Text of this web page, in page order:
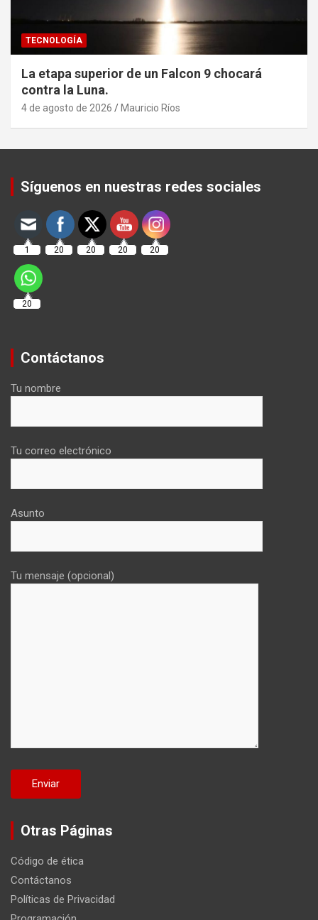
TECNOLOGÍA
La etapa superior de un Falcon 9 chocará
contra la Luna.
4 de agosto de 2026 Mauricio Ríos
Síguenos en nuestras redes sociales
1 20 20 20 20
20
Contáctanos
Tu nombre
Tu correo electrónico
Asunto
Tu mensaje (opcional)
Otras Páginas
Código de ética
Contáctanos
Políticas de Privacidad